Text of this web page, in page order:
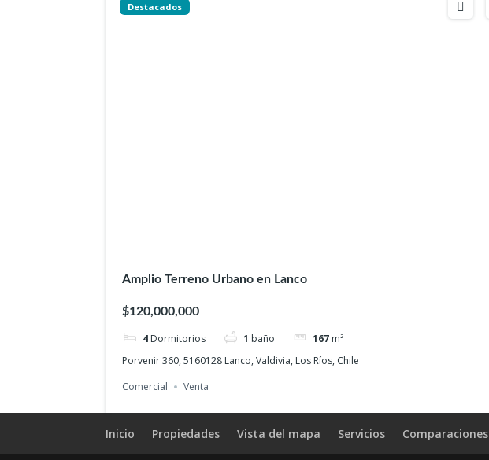
Destacados
Amplio Terreno Urbano en Lanco
$120,000,000
4 Dormitorios 1 baño 167 m²
Porvenir 360, 5160128 Lanco, Valdivia, Los Ríos, Chile
Comercial
Venta
Inicio Propiedades Vista del mapa Servicios Comparaciones